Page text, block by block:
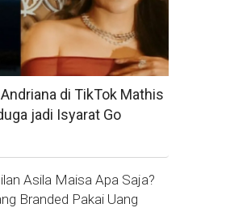
di TikTok Mathis
jadi Isyarat Go
Asila Maisa Apa Saja?
Branded Pakai Uang